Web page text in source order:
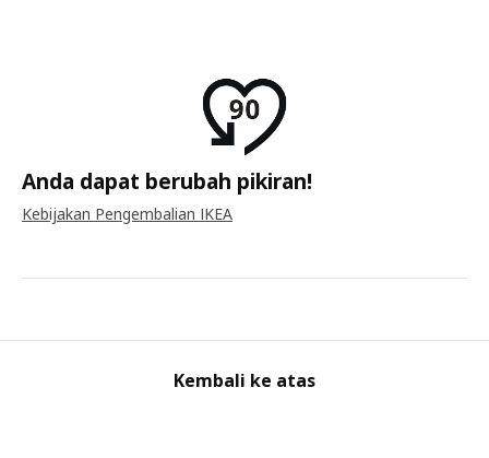
Anda dapat berubah pikiran!
Kebijakan Pengembalian IKEA
Kembali ke atas